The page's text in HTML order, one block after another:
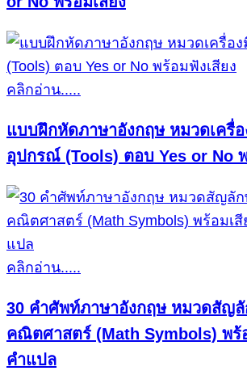
คลิกอ่าน.....
แบบฝึกหัดภาษาอังกฤษ หมวดเครื่
อุปกรณ์ (Tools) ตอบ Yes or No
คลิกอ่าน.....
30 คำศัพท์ภาษาอังกฤษ หมวดสัญ
คณิตศาสตร์ (Math Symbols) พร้
คำแปล